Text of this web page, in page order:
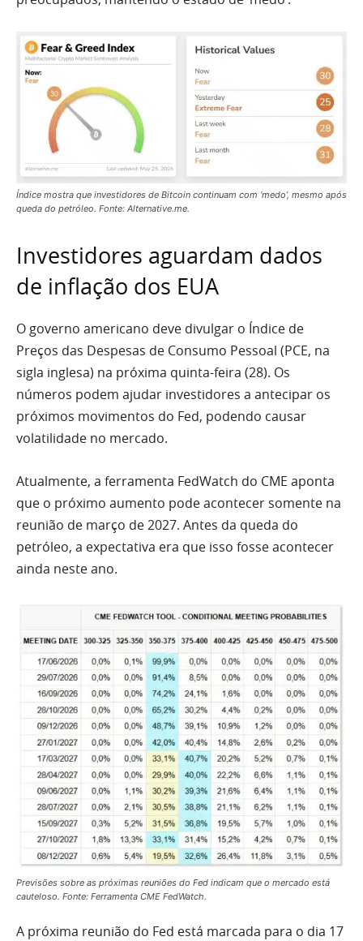
Índice mostra que investidores de Bitcoin continuam com ‘medo’, mesmo após
queda do petróleo. Fonte: Alternative.me.
Investidores aguardam dados
de inflação dos EUA
O governo americano deve divulgar o Índice de
Preços das Despesas de Consumo Pessoal (PCE, na
sigla inglesa) na próxima quinta-feira (28). Os
números podem ajudar investidores a antecipar os
próximos movimentos do Fed, podendo causar
volatilidade no mercado.
Atualmente, a ferramenta FedWatch do CME aponta
que o próximo aumento pode acontecer somente na
reunião de março de 2027. Antes da queda do
petróleo, a expectativa era que isso fosse acontecer
ainda neste ano.
Previsões sobre as próximas reuniões do Fed indicam que o mercado está
cauteloso. Fonte: Ferramenta CME FedWatch.
A próxima reunião do Fed está marcada para o dia 17